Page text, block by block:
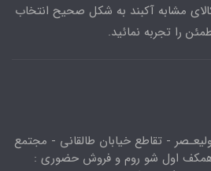
کالای مشابه آکبند به شکل صحیح انتخاب
را تجربه نمائید.
- تقاطع خیابان طالقانی - مجتمع
همکف اول شو روم و فروش حضوری :